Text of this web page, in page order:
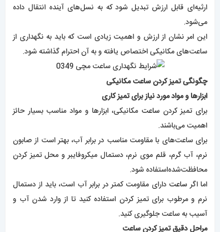
ارثیه‌ای قابل ارزش تبدیل شود که به نسل‌های آینده انتقال داده
می‌شود.
این امر نشان از ارزش و اهمیت زیادی است که باید به نگهداری از
ساعت‌های مکانیکی اختصاص یافته و به آن احترام گذاشته شود.
چگونگی تمیز کردن ساعت مکانیکی
ابزارها و مواد مورد نیاز برای تمیز کاری
برای تمیز کردنساعت مکانیکی، ابزارها و مواد مناسب بسیار حائز
اهمیت می‌باشند.
برای ساعت‌های با مقاومت مناسب در برابر آب، بهتر است از صابون
نرم، آب گرم، قلم موی نرم، دستمال میکروفایبر و محل تمیز کردن
محافظت‌شده‌استفاده شود.
اما اگر ساعت دارای مقاومت کمتر در برابر آب است، باید از دستمال
نرم و مرطوب برای تمیز کردن استفاده کنید تا از وارد شدن آب و
آسیب به ساعت جلوگیری کنید.
مراحل دقیق تمیز کردن ساعت